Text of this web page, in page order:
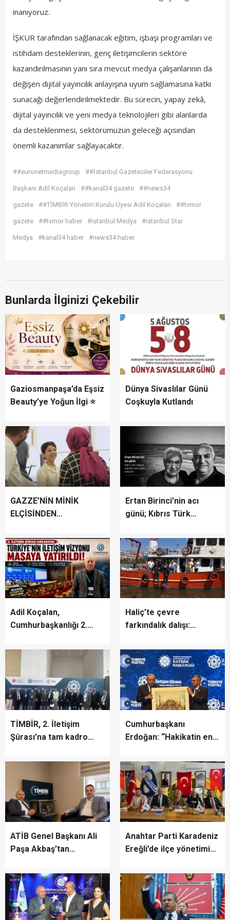
inanıyoruz.
İŞKUR tarafından sağlanacak eğitim, işbaşı programları ve
istihdam desteklerinin, genç iletişimcilerin sektöre
kazandırılmasının yanı sıra mevcut medya çalışanlarının da
değişen dijital yayıncılık anlayışına uyum sağlamasına katkı
sunacağı değerlendirilmektedir. Bu sürecin, yapay zekâ,
dijital yayıncılık ve yeni medya teknolojileri gibi alanlarda
da desteklenmesi, sektörümüzün geleceği açısından
önemli kazanımlar sağlayacaktır.
##euronetmediagroup ##İstanbul Gazeteciler Federasyonu
Başkanı Adil Koçalan ##kanal34 gazete ##news34
gazete ##TİMBİR Yönetim Kurulu Üyesi Adil Koçalan ##tvmor
gazete ##tvmor haber #istanbul Medya #istanbul Star
Medya #kanal34 haber #news34 haber
Bunlarda İlginizi Çekebilir
Gaziosmanpaşa’da Eşsiz
Beauty’ye Yoğun İlgi ⭐
Dünya Sivaslılar Günü
Coşkuyla Kutlandı
GAZZE’NİN MİNİK
ELÇİSİNDEN
DUYGUSAL MESAJ:
“BURASI BENİM İKİNCİ
EVİM”
Ertan Birinci’nin acı
günü; Kıbrıs Türk
çınarı vefat etti
Adil Koçalan,
Cumhurbaşkanlığı 2.
Haliç’te çevre
farkındalık dalışı:
asla mümkün değil”
TİMBİR, 2. İletişim
Şûrası’na tam kadro
Cumhurbaşkanı
Erdoğan: “Hakikatin en
dönemden geçiyoruz”
ATİB Genel Başkanı Ali
Paşa Akbaş’tan
Anahtar Parti Karadeniz
Ereğli’de ilçe yönetimini